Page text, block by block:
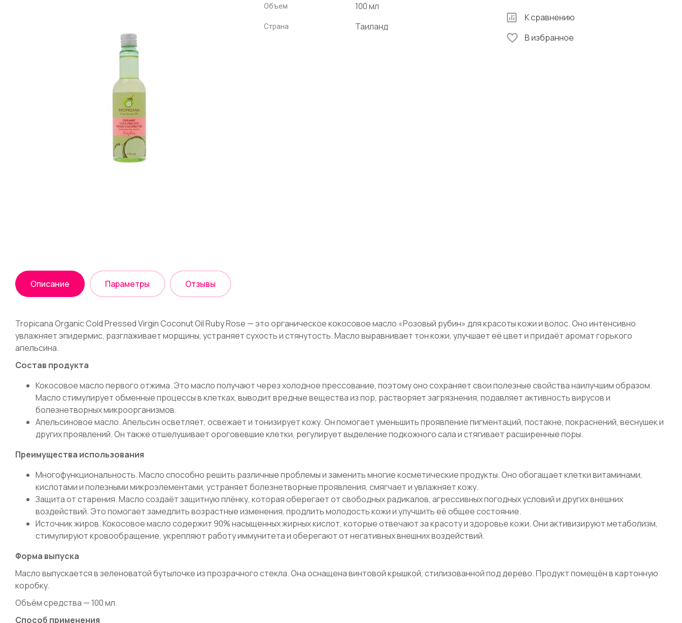
Объем 100 мл
Страна Таиланд
К сравнению
В избранное
Описание Параметры Отзывы
Tropicana Organic Cold Pressed Virgin Coconut Oil Ruby Rose — это органическое кокосовое масло «Розовый рубин» для красоты кожи и волос. Оно интенсивно
увлажняет эпидермис, разглаживает морщины, устраняет сухость и стянутость. Масло выравнивает тон кожи, улучшает её цвет и придаёт аромат горького
апельсина.
Состав продукта
Кокосовое масло первого отжима. Это масло получают через холодное прессование, поэтому оно сохраняет свои полезные свойства наилучшим образом.
Масло стимулирует обменные процессы в клетках, выводит вредные вещества из пор, растворяет загрязнения, подавляет активность вирусов и
болезнетворных микроорганизмов.
Апельсиновое масло. Апельсин осветляет, освежает и тонизирует кожу. Он помогает уменьшить проявление пигментаций, постакне, покраснений, веснушек и
других проявлений. Он также отшелушивает ороговевшие клетки, регулирует выделение подкожного сала и стягивает расширенные поры.
Преимущества использования
Многофункциональность. Масло способно решить различные проблемы и заменить многие косметические продукты. Оно обогащает клетки витаминами,
кислотами и полезными микроэлементами, устраняет болезнетворные проявления, смягчает и увлажняет кожу.
Защита от старения. Масло создаёт защитную плёнку, которая оберегает от свободных радикалов, агрессивных погодных условий и других внешних
воздействий. Это помогает замедлить возрастные изменения, продлить молодость кожи и улучшить её общее состояние.
Источник жиров. Кокосовое масло содержит 90% насыщенных жирных кислот, которые отвечают за красоту и здоровье кожи. Они активизируют метаболизм,
стимулируют кровообращение, укрепляют работу иммунитета и оберегают от негативных внешних воздействий.
Форма выпуска
Масло выпускается в зеленоватой бутылочке из прозрачного стекла. Она оснащена винтовой крышкой, стилизованной под дерево. Продукт помещён в картонную
коробку.
Объём средства — 100 мл.
Способ применения